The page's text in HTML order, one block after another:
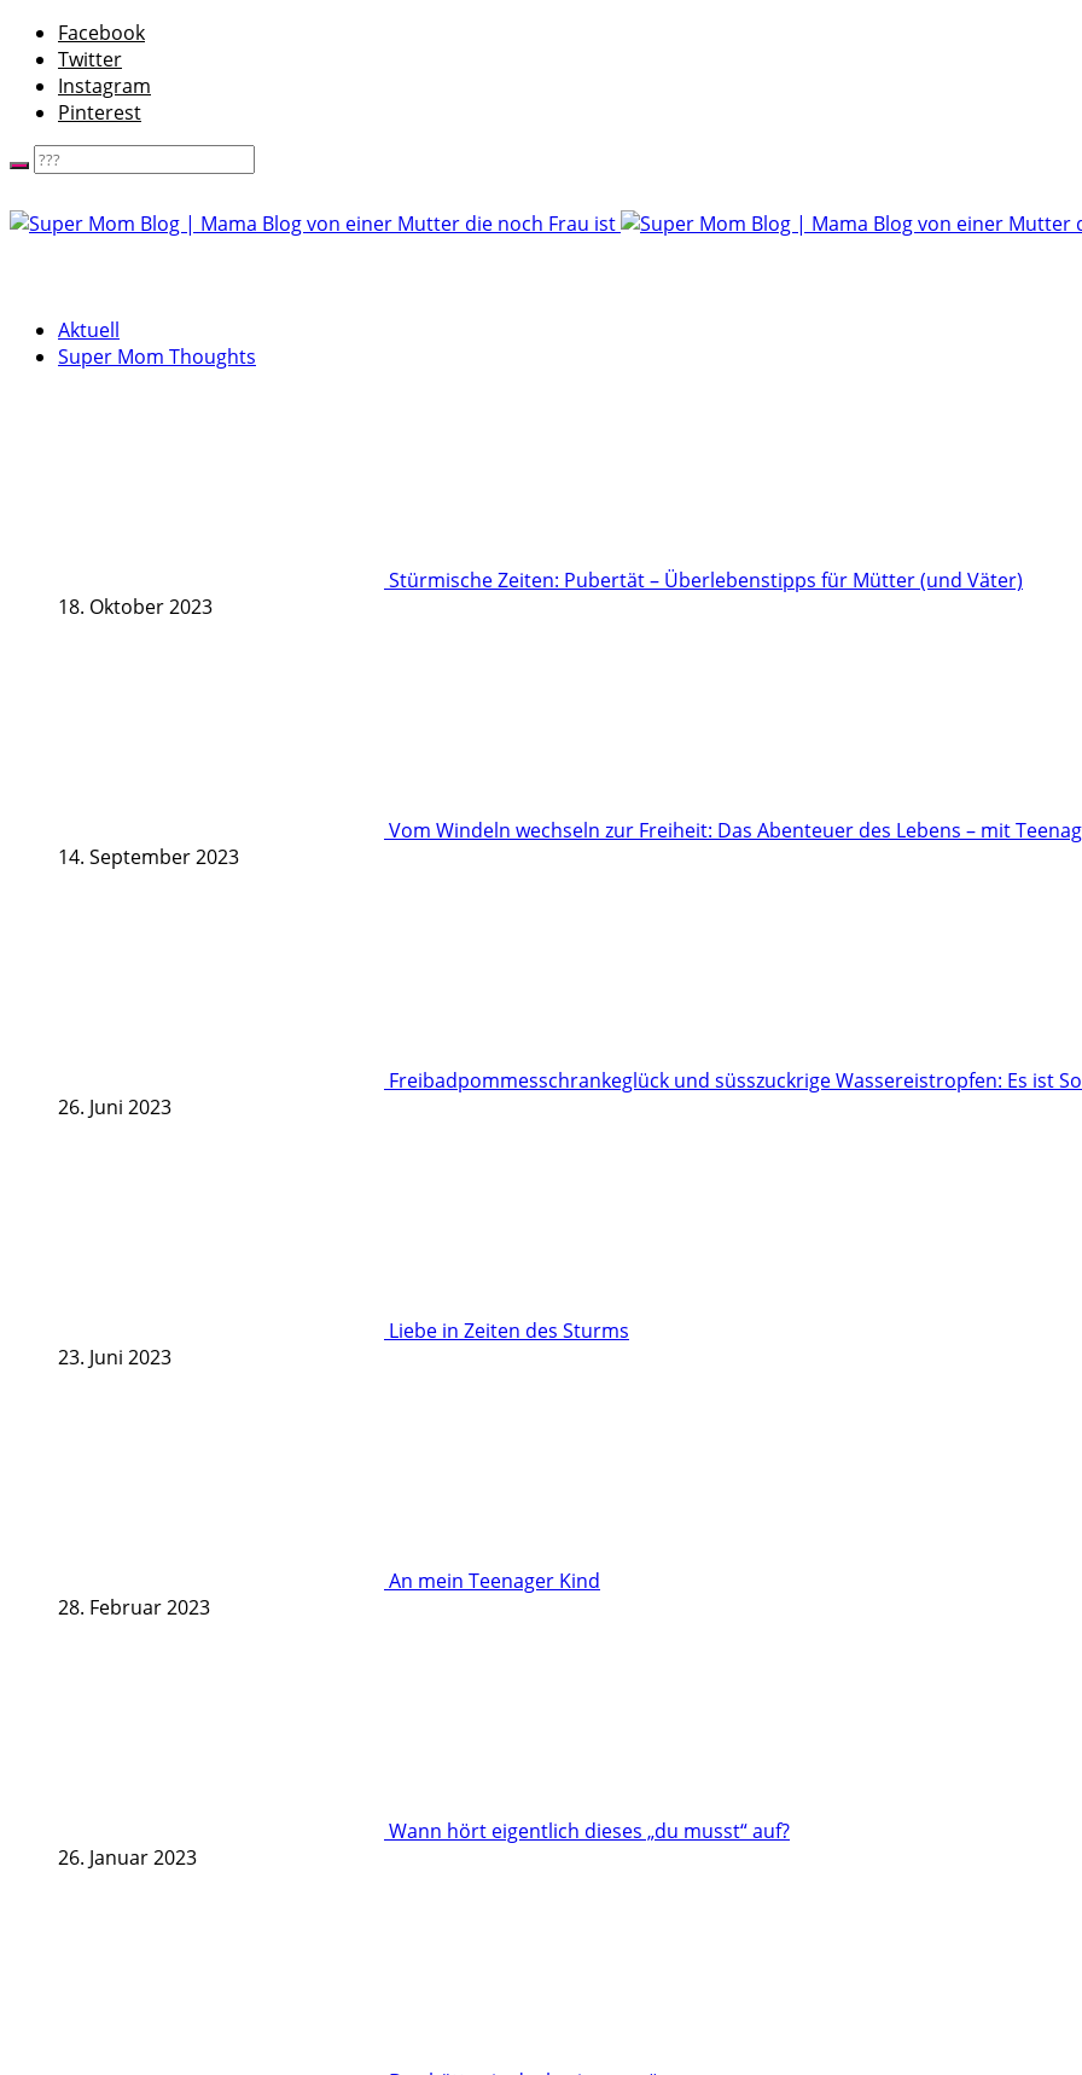
Facebook
Twitter
Instagram
Pinterest
Aktuell
Super Mom Thoughts
Stürmische Zeiten: Pubertät – Überlebenstipps für Mütter (und Väter)
18. Oktober 2023
Vom Windeln wechseln zur Freiheit: Das Abenteuer des Lebens – mit
14. September 2023
Freibadpommesschrankeglück und süsszuckrige Wassereistropfen: Es ist
26. Juni 2023
Liebe in Zeiten des Sturms
23. Juni 2023
An mein Teenager Kind
28. Februar 2023
Wann hört eigentlich dieses „du musst“ auf?
26. Januar 2023